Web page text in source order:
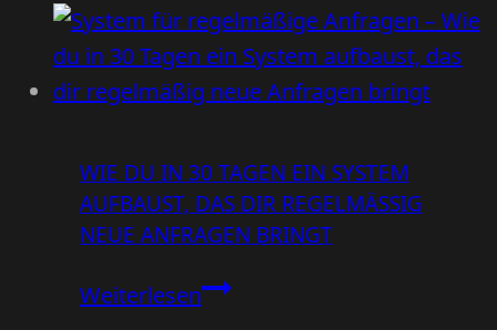
Website
kaputt
ist,
dass
du
es
merkst
WIE DU IN 30 TAGEN EIN SYSTEM
AUFBAUST, DAS DIR REGELMÄSSIG N
EUE ANFRAGEN BRINGT
WeiterlesenWie